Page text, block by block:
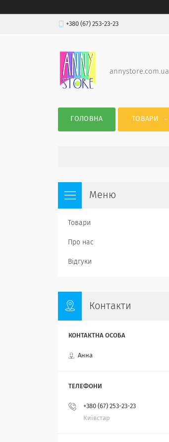
+380 (67) 253-23-23
annystore.com.ua
ГОЛОВНА ТОВАРИ
Товари
Про нас
Відгуки
Контакти
Анна
+380 (67) 253-23-23
Київстар